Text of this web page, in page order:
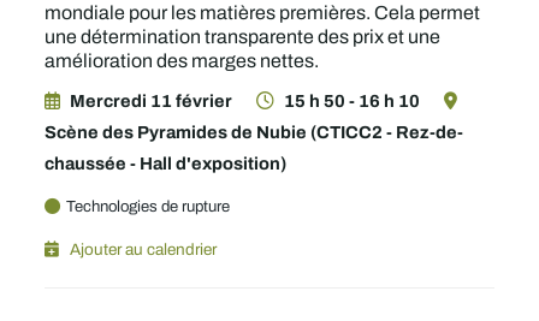
mondiale pour les matières premières. Cela permet
une détermination transparente des prix et une
amélioration des marges nettes.
Mercredi 11 février
15 h 50 - 16 h 10
Scène des Pyramides de Nubie (CTICC2 - Rez-de-
chaussée - Hall d'exposition)
Technologies de rupture
Ajouter au calendrier